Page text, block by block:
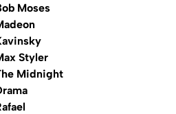
Moses
Styler
Midnight